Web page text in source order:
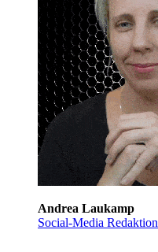
Andrea Laukamp
Social-Media Redaktion